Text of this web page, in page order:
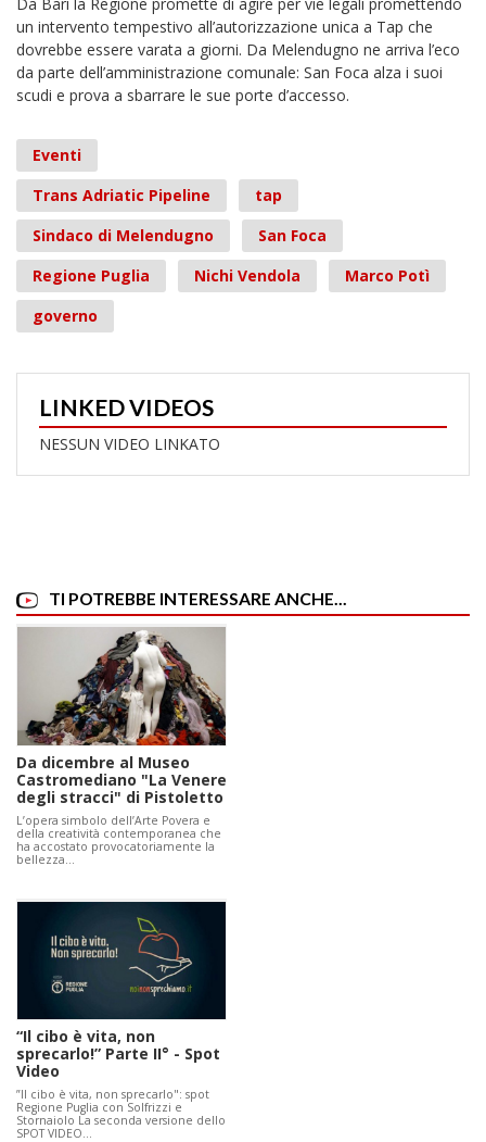
Da Bari la Regione promette di agire per vie legali promettendo
un intervento tempestivo all’autorizzazione unica a Tap che
dovrebbe essere varata a giorni. Da Melendugno ne arriva l’eco
da parte dell’amministrazione comunale: San Foca alza i suoi
scudi e prova a sbarrare le sue porte d’accesso.
Eventi
Trans Adriatic Pipeline
tap
Sindaco di Melendugno
San Foca
Regione Puglia
Nichi Vendola
Marco Potì
governo
LINKED VIDEOS
NESSUN VIDEO LINKATO
TI POTREBBE INTERESSARE ANCHE...
Da dicembre al Museo
Castromediano "La Venere
degli stracci" di Pistoletto
L’opera simbolo dell’Arte Povera e
della creatività contemporanea che
ha accostato provocatoriamente la
bellezza…
“Il cibo è vita, non
sprecarlo!” Parte II° - Spot
Video
”Il cibo è vita, non sprecarlo": spot
Regione Puglia con Solfrizzi e
Stornaiolo La seconda versione dello
SPOT VIDEO…